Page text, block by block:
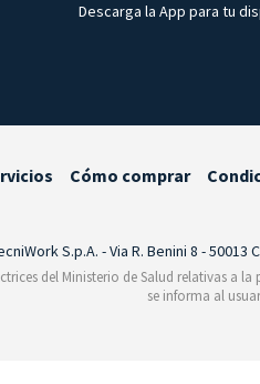
Descarga la App para tu
Cómo comprar
S.p.A. - Via R. Benini 8 - 50013
del Ministerio de Salud relativas
se informa al